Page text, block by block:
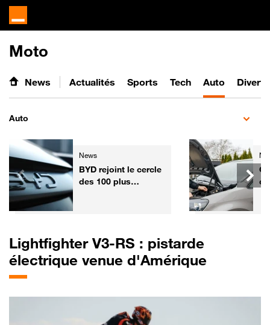
Moto
News Actualités Sports Tech Auto
Auto
News
BYD rejoint le cercle
des 100 plus
Lightfighter V3-RS : pistarde
électrique venue d'Amérique